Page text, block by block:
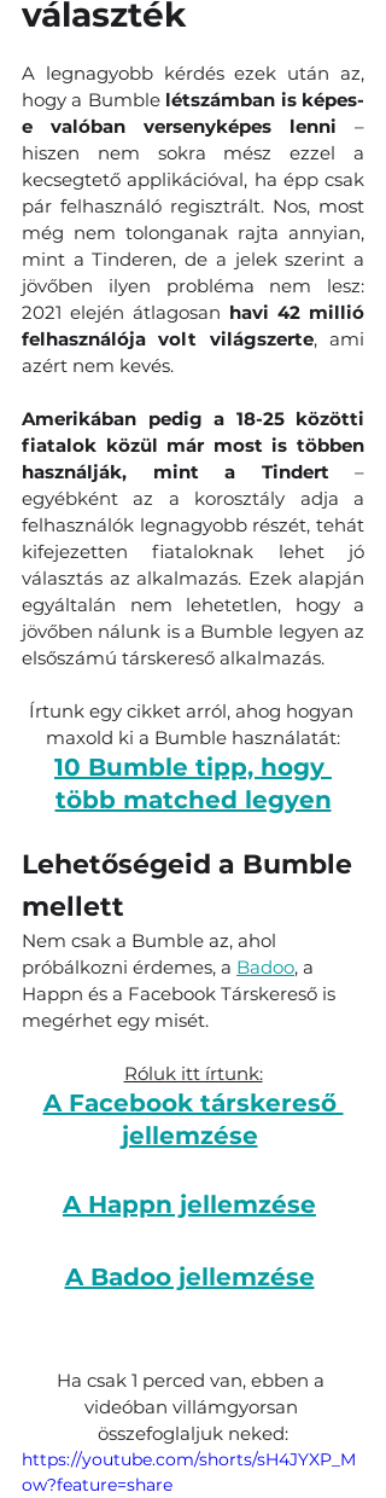
választék
A legnagyobb kérdés ezek után az,
hogy a Bumble létszámban is képes-
e valóban versenyképes lenni –
hiszen nem sokra mész ezzel a
kecsegtető applikációval, ha épp csak
pár felhasználó regisztrált. Nos, most
még nem tolonganak rajta annyian,
mint a Tinderen, de a jelek szerint a
jövőben ilyen probléma nem lesz:
2021 elején átlagosan havi 42 millió
felhasználója volt világszerte, ami
azért nem kevés.
Amerikában pedig a 18-25 közötti
fiatalok közül már most is többen
használják, mint a Tindert –
egyébként az a korosztály adja a
felhasználók legnagyobb részét, tehát
kifejezetten fiataloknak lehet jó
választás az alkalmazás. Ezek alapján
egyáltalán nem lehetetlen, hogy a
jövőben nálunk is a Bumble legyen az
elsőszámú társkereső alkalmazás.
Írtunk egy cikket arról, ahog hogyan
maxold ki a Bumble használatát:
10 Bumble tipp, hogy
több matched legyen
Lehetőségeid a Bumble
mellett
Nem csak a Bumble az, ahol
próbálkozni érdemes, a Badoo, a
Happn és a Facebook Társkereső is
megérhet egy misét.
Róluk itt írtunk:
A Facebook társkereső
jellemzése
A Happn jellemzése
A Badoo jellemzése
Ha csak 1 perced van, ebben a
videóban villámgyorsan
összefoglaljuk neked:
https://youtube.com/shorts/sH4JYXP_M
ow?feature=share